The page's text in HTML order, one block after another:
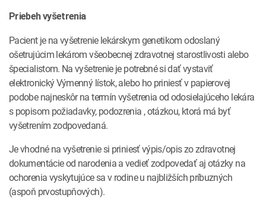
Priebeh vyšetrenia
Pacient je na vyšetrenie lekárskym genetikom odoslaný
ošetrujúcim lekárom všeobecnej zdravotnej starostlivosti alebo
špecialistom. Na vyšetrenie je potrebné si dať vystaviť
elektronický Výmenný lístok, alebo ho priniesť v papierovej
podobe najneskôr na termín vyšetrenia od odosielajúceho lekára
s popisom požiadavky, podozrenia , otázkou, ktorá má byť
vyšetrením zodpovedaná.
Je vhodné na vyšetrenie si priniesť výpis/opis zo zdravotnej
dokumentácie od narodenia a vedieť zodpovedať aj otázky na
ochorenia vyskytujúce sa v rodine u najbližších príbuzných
(aspoň prvostupňových).